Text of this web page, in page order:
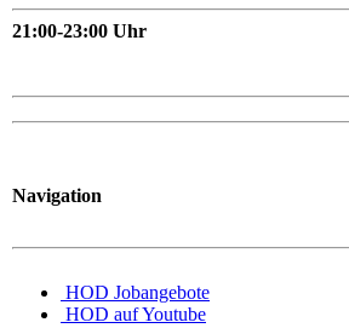
21:00-23:00 Uhr
Navigation
HOD Jobangebote
HOD auf Youtube